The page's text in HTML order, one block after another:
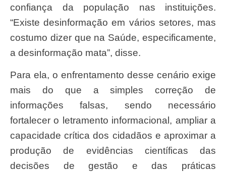
confiança da população nas instituições.
“Existe desinformação em vários setores, mas
costumo dizer que na Saúde, especificamente,
a desinformação mata”, disse.
Para ela, o enfrentamento desse cenário exige
mais do que a simples correção de
informações falsas, sendo necessário
fortalecer o letramento informacional, ampliar a
capacidade crítica dos cidadãos e aproximar a
produção de evidências científicas das
decisões de gestão e das práticas